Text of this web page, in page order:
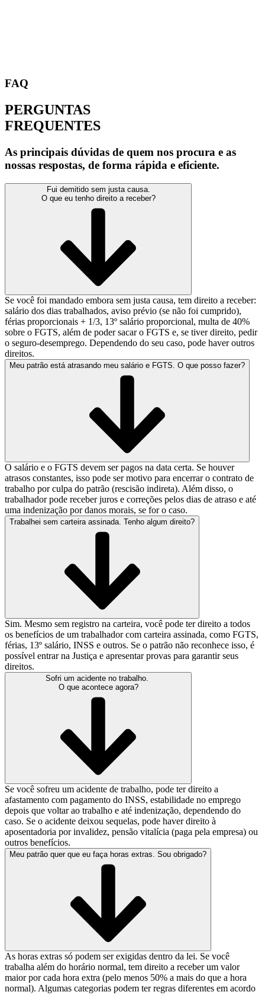
FAQ
PERGUNTAS
FREQUENTES
As principais dúvidas de quem nos procura e as
nossas respostas, de forma rápida e eficiente.
Fui demitido sem justa causa.
O que eu tenho direito a receber?
Se você foi mandado embora sem justa causa, tem direito a receber:
salário dos dias trabalhados, aviso prévio (se não foi cumprido),
férias proporcionais + 1/3, 13º salário proporcional, multa de 40%
sobre o FGTS, além de poder sacar o FGTS e, se tiver direito, pedir
o seguro-desemprego. Dependendo do seu caso, pode haver outros
direitos.
Meu patrão está atrasando meu salário e FGTS. O que posso fazer?
O salário e o FGTS devem ser pagos na data certa. Se houver
atrasos constantes, isso pode ser motivo para encerrar o contrato de
trabalho por culpa do patrão (rescisão indireta). Além disso, o
trabalhador pode receber juros e correções pelos dias de atraso e até
uma indenização por danos morais, se for o caso.
Trabalhei sem carteira assinada. Tenho algum direito?
Sim. Mesmo sem registro na carteira, você pode ter direito a todos
os benefícios de um trabalhador com carteira assinada, como FGTS,
férias, 13º salário, INSS e outros. Se o patrão não reconhece isso, é
possível entrar na Justiça e apresentar provas para garantir seus
direitos.
Sofri um acidente no trabalho.
O que acontece agora?
Se você sofreu um acidente de trabalho, pode ter direito a
afastamento com pagamento do INSS, estabilidade no emprego
depois que voltar ao trabalho e até indenização, dependendo do
caso. Se o acidente deixou sequelas, pode haver direito à
aposentadoria por invalidez, pensão vitalícia (paga pela empresa) ou
outros benefícios.
Meu patrão quer que eu faça horas extras. Sou obrigado?
As horas extras só podem ser exigidas dentro da lei. Se você
trabalha além do horário normal, tem direito a receber um valor
maior por cada hora extra (pelo menos 50% a mais do que a hora
normal). Algumas categorias podem ter regras diferentes em acordo